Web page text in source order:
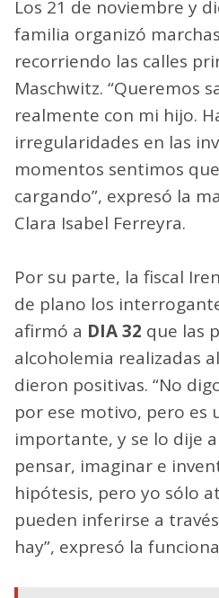
Los 21 de noviembre y
familia organizó
recorriendo las calles
Maschwitz. “Queremos
realmente con mi hijo.
irregularidades en las
momentos sentimos
cargando”, expresó la
Clara Isabel Ferreyra.
Por su parte, la fiscal
de plano los
afirmó a DIA 32 que las
alcoholemia realizadas
dieron positivas. “No
por ese motivo, pero es
importante, y se lo dije
pensar, imaginar e
hipótesis, pero yo sólo
pueden inferirse a
hay”, expresó la